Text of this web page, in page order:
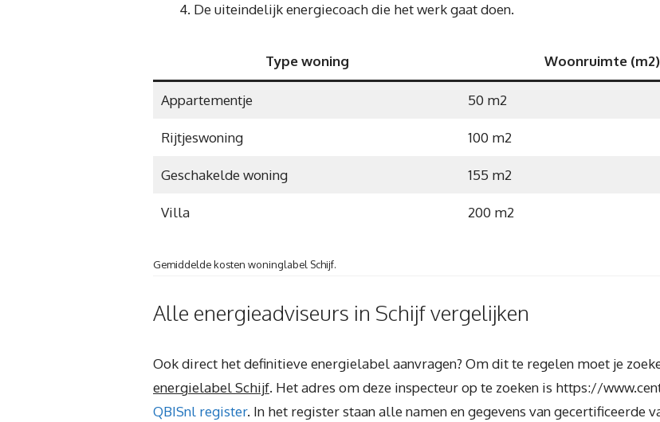
De uiteindelijk energiecoach die het werk gaat doen.
Type woning Woonruimte (m2)
Appartementje 50 m2
Rijtjeswoning 100 m2
Geschakelde woning 155 m2
Villa 200 m2
Gemiddelde kosten woninglabel Schijf.
Alle energieadviseurs in Schijf vergelijken
Ook direct het definitieve energielabel aanvragen? Om dit te regelen moet je
energielabel Schijf. Het adres om deze inspecteur op te zoeken is https://
QBISnl register. In het register staan alle namen en gegevens van gecertificeerde